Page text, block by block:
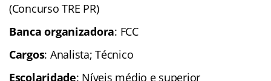
(Concurso TRE PR)
Banca organizadora: FCC
Cargos: Analista; Técnico
Escolaridade: Níveis médio e superior